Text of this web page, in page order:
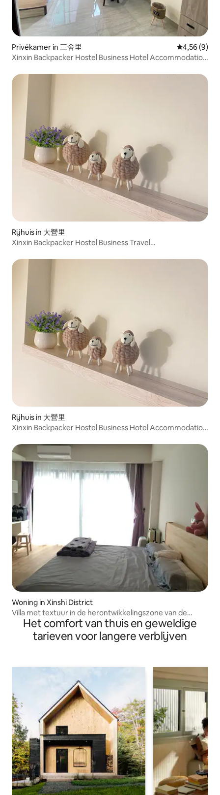
Privékamer in 三舍里 Gemiddelde
4,56 (9)
Xinxin Backpacker Hostel Business Hotel Accommodation
Rijhuis in 大營里
Xinxin Backpacker Hostel Business Travel
1 Hall
Rijhuis in 大營里
Xinxin Backpacker Hostel Business Hotel Accommodation
Woning in Xinshi District
Villa met textuur in de herontwikkelingszone van de
nieuwe stad
Het comfort van thuis en geweldige
tarieven voor langere verblijven